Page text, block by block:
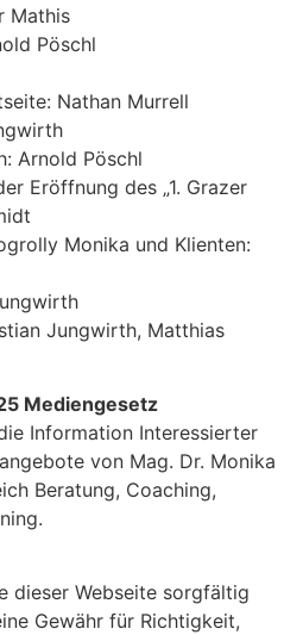
Mathis
Pöschl
Nathan Murrell
Arnold Pöschl
Eröffnung des „1. Grazer
Monika und Klienten:
Jungwirth, Matthias
Mediengesetz
Information Interessierter
von Mag. Dr. Monika
Beratung, Coaching,
dieser Webseite sorgfältig
Gewähr für Richtigkeit,